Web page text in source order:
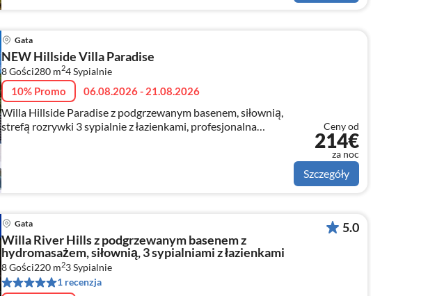
Gata
NEW Hillside Villa Paradise
8 Gości280 m24Sypialnie
10% Promo 06.08.2026 - 21.08.2026
Willa Hillside Paradise z podgrzewanym basenem, siłownią,
strefą rozrywki 3 sypialnie z łazienkami, profesjonalna
siłownia, strefa rozrywki z PS5, 2 salony, 7 km od plaży
Ceny od
214€
za noc
Szczegóły
Gata
Willa River Hills z podgrzewanym basenem z
hydromasażem, siłownią, 3 sypialniami z łazienkami
8 Gości220 m23Sypialnie
1 recenzja
5.0